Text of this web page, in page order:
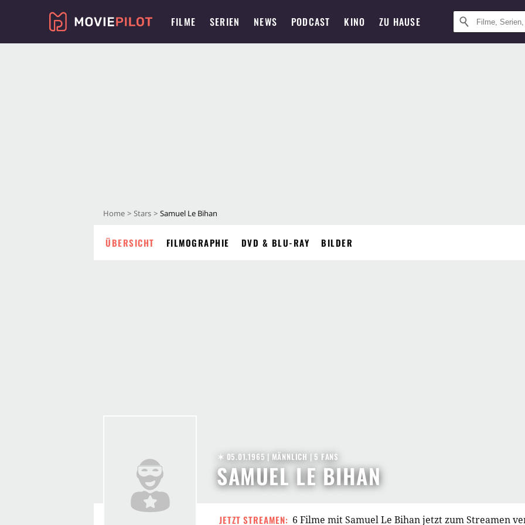
FILME SERIEN NEWS PODCAST KINO ZU HAUSE
Home Stars Samuel Le Bihan
ÜBERSICHT FILMOGRAPHIE DVD & BLU-RAY BILDER
SAMUEL LE BIHAN
✶ 05.01.1965 | MÄNNLICH | 5 FANS
JETZT STREAMEN: 6 Filme mit Samuel Le Bihan jetzt zum Streamen